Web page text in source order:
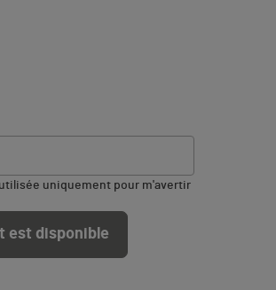
uniquement pour m'avertir
est disponible